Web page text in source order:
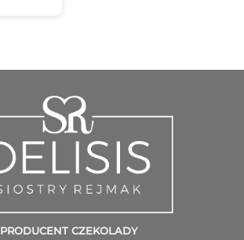
PRODUCENT CZEKOLADY